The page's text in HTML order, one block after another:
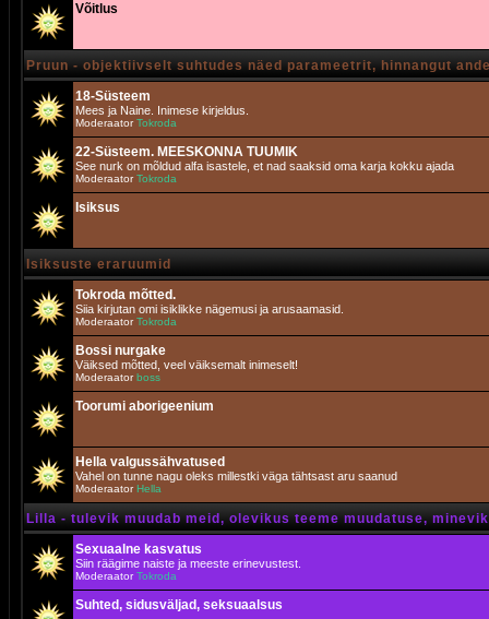
Võitlus
Pruun - objektiivselt suhtudes näed parameetrit, hinnangut
18-Süsteem
Mees ja Naine. Inimese kirjeldus.
ModeraatorTokroda
22-Süsteem. MEESKONNA TUUMIK
See nurk on mõldud alfa isastele, et nad saaksid oma karja kokku ajada
ModeraatorTokroda
Isiksus
Isiksuste eraruumid
Tokroda mõtted.
Siia kirjutan omi isiklikke nägemusi ja arusaamasid.
ModeraatorTokroda
Bossi nurgake
Väiksed mõtted, veel väiksemalt inimeselt!
Moderaatorboss
Toorumi aborigeenium
Hella valgussähvatused
Vahel on tunne nagu oleks millestki väga tähtsast aru saanud
Moderaator Hella
Lilla - tulevik muudab meid, olevikus teeme muudatuse,
Sexuaalne kasvatus
Siin räägime naiste ja meeste erinevustest.
ModeraatorTokroda
Suhted, sidusväljad, seksuaalsus